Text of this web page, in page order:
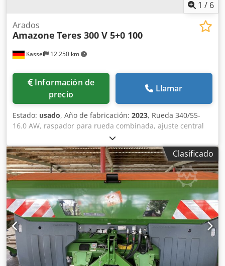
1 / 6
Kassel 12.250 km
Arados
Amazone Teres 300 V 5+0 100
Información de
precio
Llamar
Estado: usado, Año de fabricación: 2023, Rueda 340/55-
16.0 AW, raspador para rueda combinada, ajuste central
de presión de liberación / cuerpo de arado STU 40, reja
430, punta de reja HD, disco de corte Ø 500 dentado, 1
unidad / dentado, preparación para iluminación / Djdpfxot
Eay Ej Aigeck
Clasificado